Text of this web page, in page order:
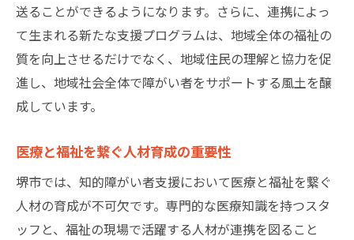
送ることができるようになります。さらに、連携によっ
て生まれる新たな支援プログラムは、地域全体の福祉の
質を向上させるだけでなく、地域住民の理解と協力を促
進し、地域社会全体で障がい者をサポートする風土を醸
成しています。
医療と福祉を繋ぐ人材育成の重要性
堺市では、知的障がい者支援において医療と福祉を繋ぐ
人材の育成が不可欠です。専門的な医療知識を持つスタ
ッフと、福祉の現場で活躍する人材が連携を図ること